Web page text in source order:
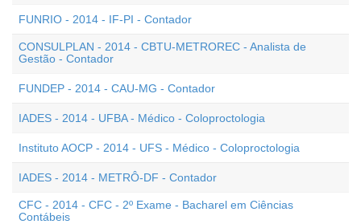
FUNRIO - 2014 - IF-PI - Contador
CONSULPLAN - 2014 - CBTU-METROREC - Analista de
Gestão - Contador
FUNDEP - 2014 - CAU-MG - Contador
IADES - 2014 - UFBA - Médico - Coloproctologia
Instituto AOCP - 2014 - UFS - Médico - Coloproctologia
IADES - 2014 - METRÔ-DF - Contador
CFC - 2014 - CFC - 2º Exame - Bacharel em Ciências
Contábeis